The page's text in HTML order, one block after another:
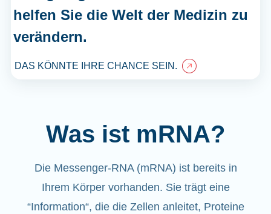
helfen Sie die Welt der Medizin zu
verändern.
DAS KÖNNTE IHRE CHANCE SEIN.
Was ist mRNA?
Die Messenger-RNA (mRNA) ist bereits in
Ihrem Körper vorhanden. Sie trägt eine
“Information“, die die Zellen anleitet, Proteine